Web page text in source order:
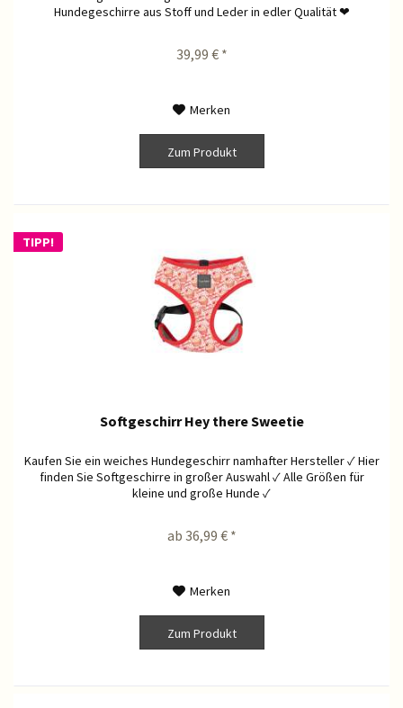
Hundegeschirre aus Stoff und Leder in edler Qualität ❤
39,99 € *
Merken
Zum Produkt
TIPP!
Softgeschirr Hey there Sweetie
Kaufen Sie ein weiches Hundegeschirr namhafter Hersteller ✓ Hier
finden Sie Softgeschirre in großer Auswahl ✓ Alle Größen für
kleine und große Hunde ✓
ab 36,99 € *
Merken
Zum Produkt